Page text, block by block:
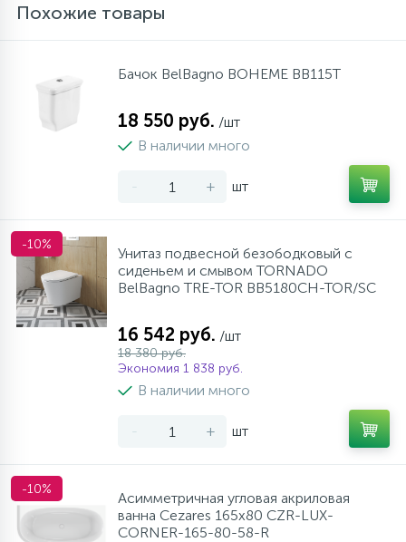
Похожие товары
Бачок BelBagno BOHEME BB115T
18 550 руб. /шт
В наличии много
- + шт
-10%
Унитаз подвесной безободковый с
сиденьем и смывом TORNADO
BelBagno TRE-TOR BB5180CH-TOR/SC
16 542 руб. /шт
18 380 руб.
Экономия 1 838 руб.
В наличии много
- + шт
-10%
Асимметричная угловая акриловая
ванна Cezares 165х80 CZR-LUX-
CORNER-165-80-58-R